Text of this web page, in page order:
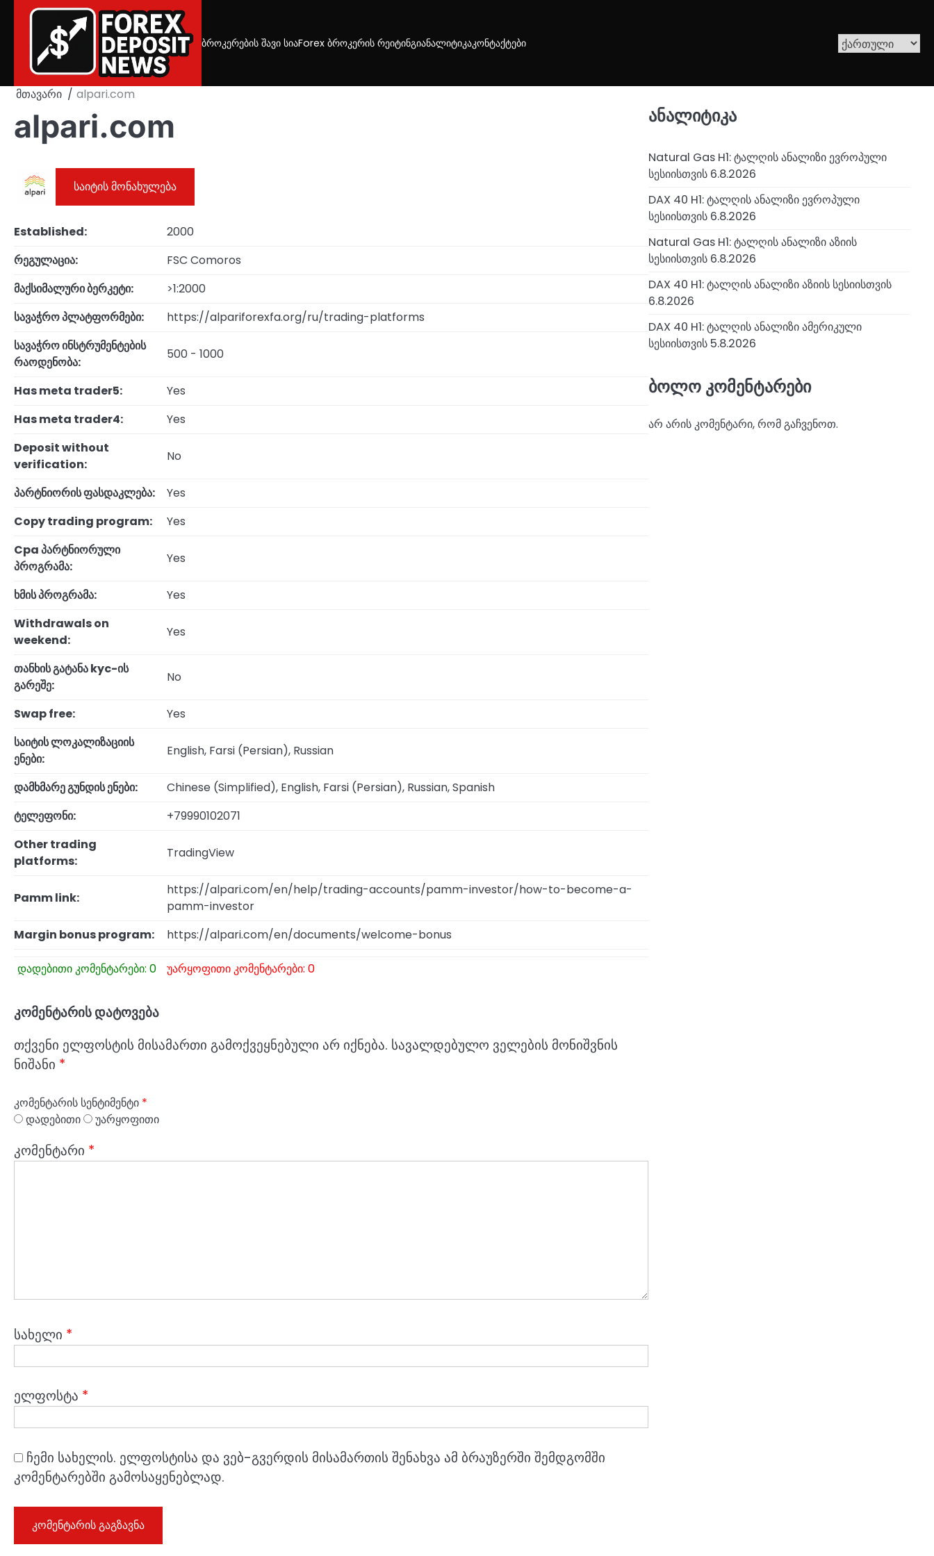
ბროკერების შავი სიაForex ბროკერის რეიტინგიანალიტიკაკონტაქტები
მთავარი alpari.com
alpari.com
საიტის მონახულება
Established:
2000
რეგულაცია:
FSC Comoros
მაქსიმალური ბერკეტი:
>1:2000
სავაჭრო პლატფორმები:
https://alpariforexfa.org/ru/trading-platforms
სავაჭრო ინსტრუმენტების
რაოდენობა:
500 - 1000
Has meta trader5:
Yes
Has meta trader4:
Yes
Deposit without
verification:
No
პარტნიორის ფასდაკლება:
Yes
Copy trading program:
Yes
Cpa პარტნიორული
პროგრამა:
Yes
ხმის პროგრამა:
Yes
Withdrawals on
weekend:
Yes
თანხის გატანა kyc-ის
გარეშე:
No
Swap free:
Yes
საიტის ლოკალიზაციის
ენები:
English, Farsi (Persian), Russian
დამხმარე გუნდის ენები:
Chinese (Simplified), English, Farsi (Persian), Russian, Spanish
ტელეფონი:
+79990102071
Other trading
platforms:
TradingView
Pamm link:
https://alpari.com/en/help/trading-accounts/pamm-investor/how-to-become-a-
pamm-investor
Margin bonus program:
https://alpari.com/en/documents/welcome-bonus
დადებითი კომენტარები: 0 უარყოფითი კომენტარები: 0
კომენტარის დატოვება
თქვენი ელფოსტის მისამართი გამოქვეყნებული არ იქნება. სავალდებულო ველების მონიშვნის
ნიშანი *
კომენტარის სენტიმენტი *
დადებითი
უარყოფითი
კომენტარი *
სახელი *
ელფოსტა *
ჩემი სახელის. ელფოსტისა და ვებ-გვერდის მისამართის შენახვა ამ ბრაუზერში შემდგომში
კომენტარებში გამოსაყენებლად.
ანალიტიკა
Natural Gas H1: ტალღის ანალიზი ევროპული
სესიისთვის 6.8.2026
DAX 40 H1: ტალღის ანალიზი ევროპული
სესიისთვის 6.8.2026
Natural Gas H1: ტალღის ანალიზი აზიის
სესიისთვის 6.8.2026
DAX 40 H1: ტალღის ანალიზი აზიის სესიისთვის
6.8.2026
DAX 40 H1: ტალღის ანალიზი ამერიკული
სესიისთვის 5.8.2026
ბოლო კომენტარები
არ არის კომენტარი, რომ გაჩვენოთ.